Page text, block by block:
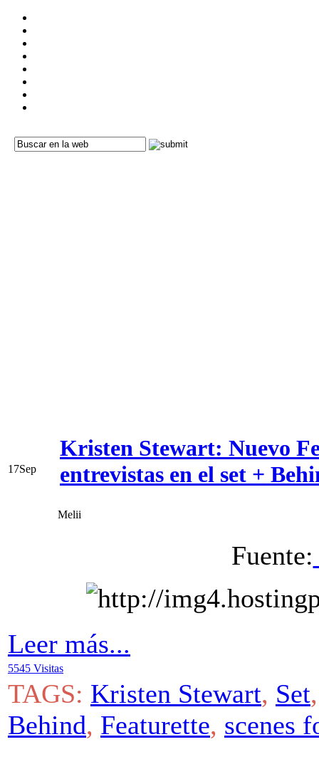
17Sep
Kristen Stewart: Nuevo
entrevistas en el set +
Melii
Fuente:
Leer más...
5545 Visitas
TAGS: Kristen Stewart, Set
Behind, Featurette, scenes